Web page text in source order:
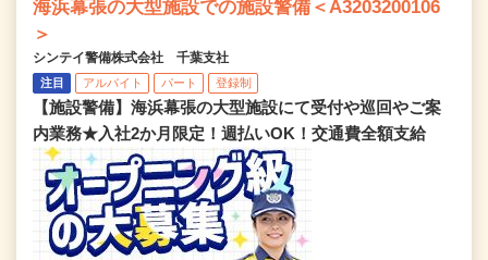
海浜幕張の大型施設での施設警備＜A3203200106
＞
シンテイ警備株式会社 千葉支社
注目 アルバイト パート 登録制
【施設警備】海浜幕張の大型施設にて受付や巡回やご案
内業務★入社2か月限定！週払いOK！交通費全額支給